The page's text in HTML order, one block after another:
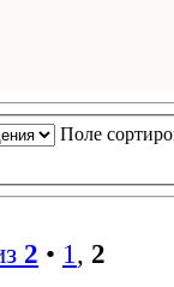
Поле
2 • 1 , 2